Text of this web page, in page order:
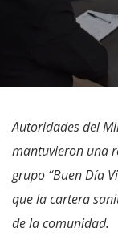
Autoridades del
mantuvieron una
grupo “Buen Día
que la cartera
de la comunidad.